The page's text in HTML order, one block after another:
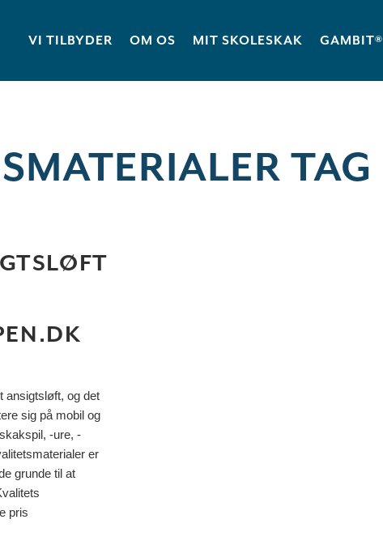
VI TILBYDER OM OS MIT SKOLESKAK GAMBIT®
TAG
ansigtsløft, og det
sig på mobil og
-ure, -
er
grunde til at
pris